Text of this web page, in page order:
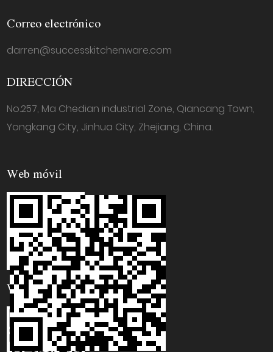
Correo electrónico
darren@successkitchenware.com
DIRECCIÓN
No.257, Ma Chedian industrial Zone, Qiancang Town,
Yongkang City, Jinhua City, Zhejiang, China.
Web móvil
WhatsApp